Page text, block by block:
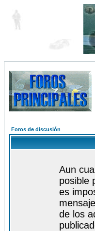
Foros de discusión
Aun
posible
es
de los